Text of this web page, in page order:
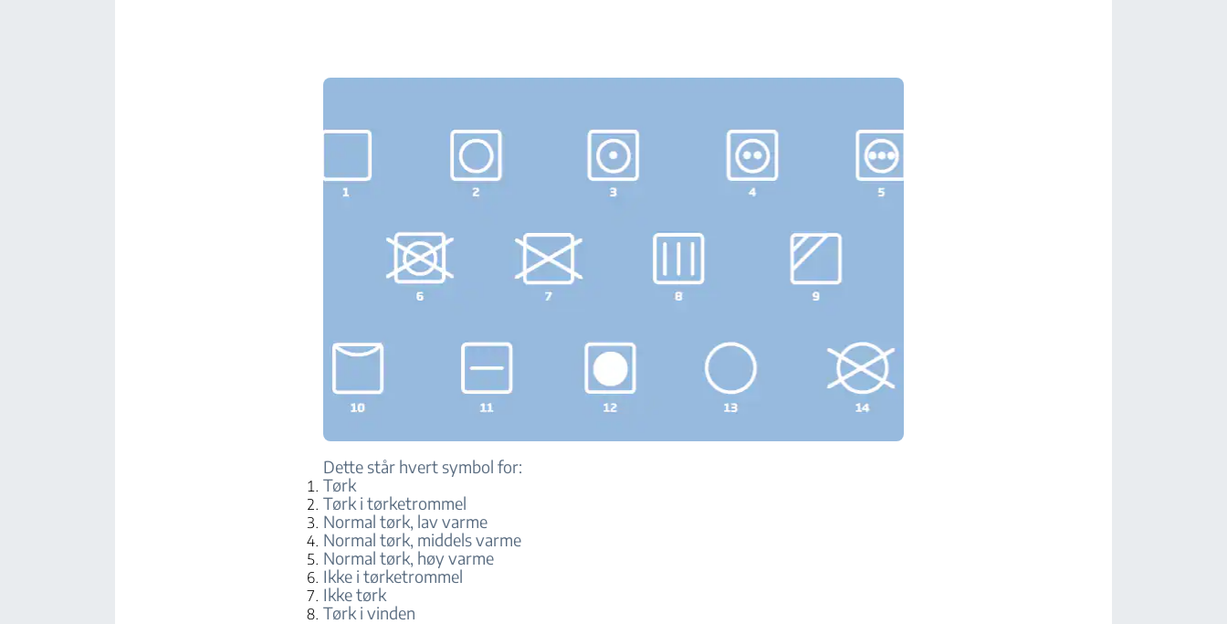
Dette står hvert symbol for:
Tørk
Tørk i tørketrommel
Normal tørk, lav varme
Normal tørk, middels varme
Normal tørk, høy varme
Ikke i tørketrommel
Ikke tørk
Tørk i vinden